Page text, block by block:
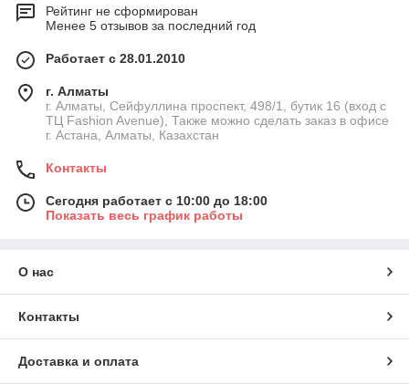
Рейтинг не сформирован
Менее 5 отзывов за последний год
Работает с 28.01.2010
г. Алматы
г. Алматы, Сейфуллина проспект, 498/1, бутик 16 (вход с
ТЦ Fashion Avenue), Также можно сделать заказ в офисе
г. Астана, Алматы, Казахстан
Контакты
Сегодня работает с 10:00 до 18:00
Показать весь график работы
О нас
Контакты
Доставка и оплата